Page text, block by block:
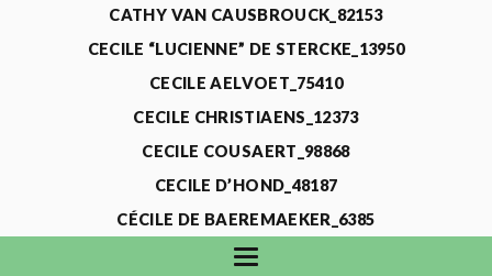
CATHY VAN CAUSBROUCK_82153
CECILE “LUCIENNE” DE STERCKE_13950
CECILE AELVOET_75410
CECILE CHRISTIAENS_12373
CECILE COUSAERT_98868
CECILE D’HOND_48187
CÉCILE DE BAEREMAEKER_6385
CECILE DE WAELE_4731